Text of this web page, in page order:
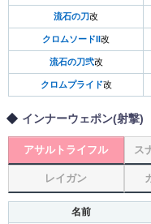
流石の刀改
クロムソードII 改
流石の刀弐改
クロムプライド改
インナーウェポン(射撃)
アサルトライフル ス
レイガン
名前